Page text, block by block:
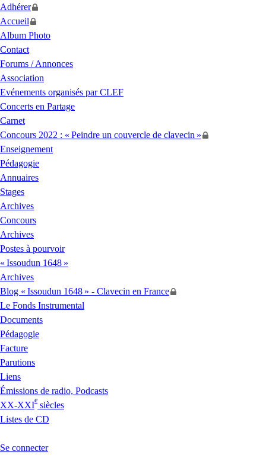
Adhérer
Accueil
Album Photo
Contact
Forums / Annonces
Association
Evénements organisés parCLEF
Concerts en Partage
Carnet
Concours 2022 : « Peindre un couvercle de clavecin »
Enseignement
Pédagogie
Annuaires
Stages
Archives
Concours
Archives
Postes à pourvoir
« Issoudun 1648 »
Archives
Blog « Issoudun 1648 » - Clavecin en France
Le Fonds Instrumental
Documents
Pédagogie
Facture
Parutions
Liens
Émissions de radio, Podcasts
XX-XXI
e
siècles
Listes de CD
Se connecter